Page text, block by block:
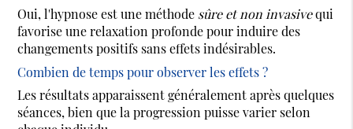
Oui, l'hypnose est une méthode sûre et non invasivequi
favorise une relaxation profonde pour induire des
changements positifs sans effets indésirables.
Combien de temps pour observer les effets ?
Les résultats apparaissent généralement après quelques
séances, bien que la progression puisse varier selon